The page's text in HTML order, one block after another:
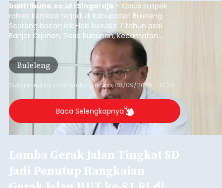
balitribune.co.id I Singaraja - Kasus suspek
rabies kembali terjadi di Kabupaten Buleleng.
Seorang bocah laki-laki berusia 7 tahun asal
Banjar Kajanan, Desa Bubunan, Kecamatan
Seririt, dilaporkan mengalami gejala khas rabies
setelah sebelumnya digigit anjing pada awal Juni
2026.
Buleleng
Submitted by contributor onSun, 08/09/2026 - 17:24
Baca Selengkapnya
Lomba Gerak Jalan Tingkat SD
Jadi Penutup Rangkaian